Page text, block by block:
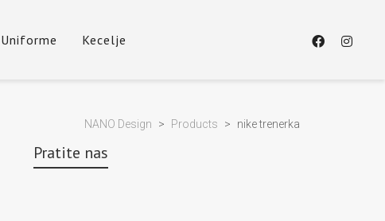
Uniforme Kecelje
NANO Design > Products > nike trenerka
Pratite nas